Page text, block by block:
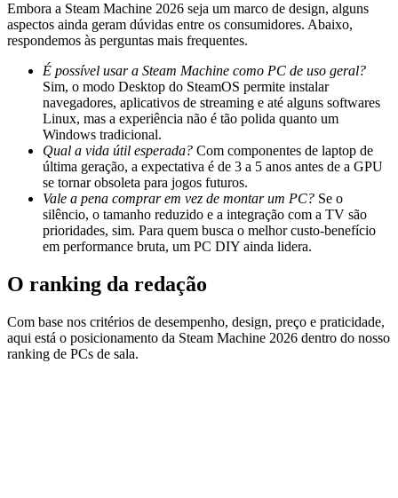
Embora a Steam Machine 2026 seja um marco de design, alguns
aspectos ainda geram dúvidas entre os consumidores. Abaixo,
respondemos às perguntas mais frequentes.
É possível usar a Steam Machine como PC de uso geral?
Sim, o modo Desktop do SteamOS permite instalar
navegadores, aplicativos de streaming e até alguns softwares
Linux, mas a experiência não é tão polida quanto um
Windows tradicional.
Qual a vida útil esperada? Com componentes de laptop de
última geração, a expectativa é de 3 a 5 anos antes de a GPU
se tornar obsoleta para jogos futuros.
Vale a pena comprar em vez de montar um PC? Se o
silêncio, o tamanho reduzido e a integração com a TV são
prioridades, sim. Para quem busca o melhor custo‑benefício
em performance bruta, um PC DIY ainda lidera.
O ranking da redação
Com base nos critérios de desempenho, design, preço e praticidade,
aqui está o posicionamento da Steam Machine 2026 dentro do nosso
ranking de PCs de sala.